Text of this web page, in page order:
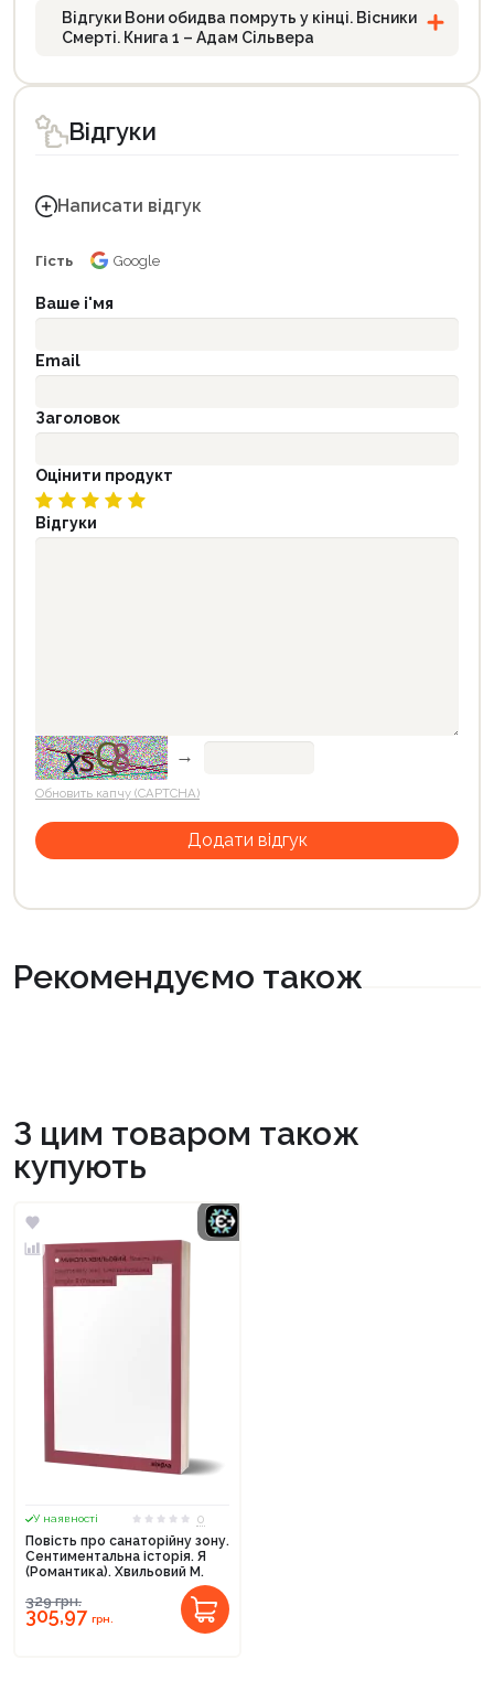
Відгуки Вони обидва помруть у кінці. Вісники
Смерті. Книга 1 – Адам Сільвера
Відгуки
Написати відгук
Гість Google
Ваше і'мя
Email
Заголовок
Оцінити продукт
Відгуки
→
Обновить капчу (CAPTCHA)
Рекомендуємо також
З цим товаром також
купують
У наявності
0
Повість про санаторійну зону.
Сентиментальна історія. Я
(Романтика). Хвильовий М.
329грн.
305,97 грн.